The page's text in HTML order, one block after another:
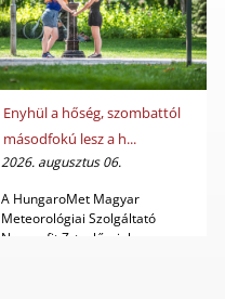
Enyhül a hőség, szombattól
másodfokú lesz a h...
2026. augusztus 06.
A HungaroMet Magyar
Meteorológiai Szolgáltató
Nonprofit Zrt. előrejelz...